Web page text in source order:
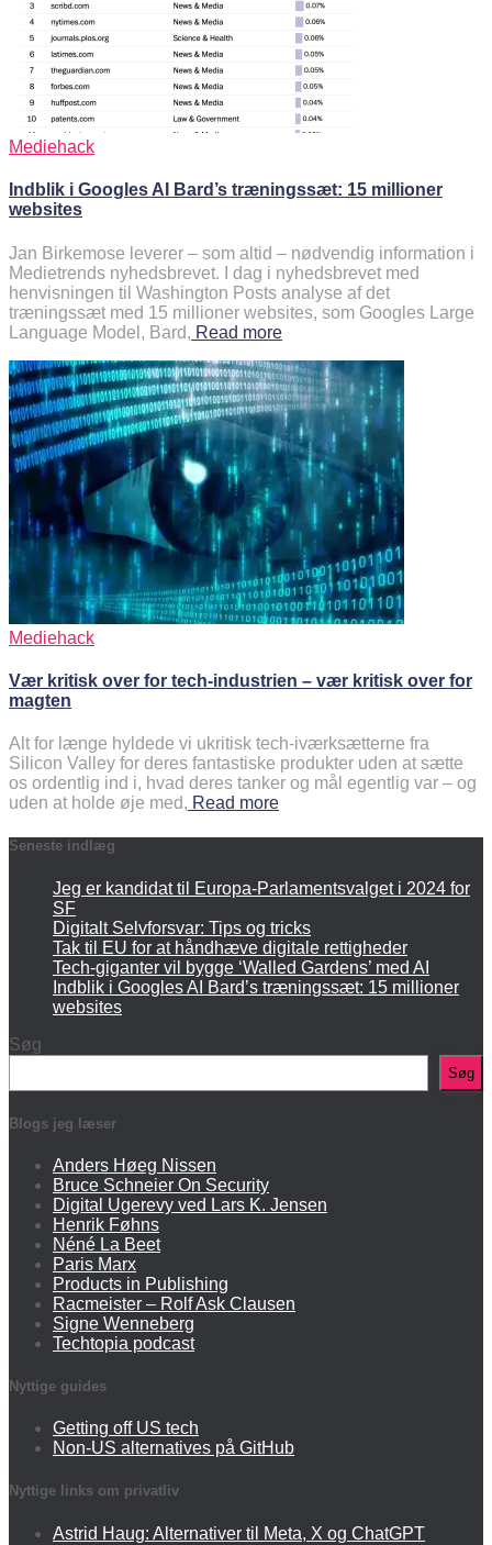
Mediehack
Indblik i Googles AI Bard’s træningssæt: 15 millioner
websites
Jan Birkemose leverer – som altid – nødvendig information i
Medietrends nyhedsbrevet. I dag i nyhedsbrevet med
henvisningen til Washington Posts analyse af det
træningssæt med 15 millioner websites, som Googles Large
Language Model, Bard, Read more
Mediehack
Vær kritisk over for tech-industrien – vær kritisk over for
magten
Alt for længe hyldede vi ukritisk tech-iværksætterne fra
Silicon Valley for deres fantastiske produkter uden at sætte
os ordentlig ind i, hvad deres tanker og mål egentlig var – og
uden at holde øje med, Read more
Seneste indlæg
Jeg er kandidat til Europa-Parlamentsvalget i 2024 for
SF
Digitalt Selvforsvar: Tips og tricks
Tak til EU for at håndhæve digitale rettigheder
Tech-giganter vil bygge ‘Walled Gardens’ med AI
Indblik i Googles AI Bard’s træningssæt: 15 millioner
websites
Søg
Søg
Blogs jeg læser
Anders Høeg Nissen
Bruce Schneier On Security
Digital Ugerevy ved Lars K. Jensen
Henrik Føhns
Néné La Beet
Paris Marx
Products in Publishing
Racmeister – Rolf Ask Clausen
Signe Wenneberg
Techtopia podcast
Nyttige guides
Getting off US tech
Non-US alternatives på GitHub
Nyttige links om privatliv
Astrid Haug: Alternativer til Meta, X og ChatGPT